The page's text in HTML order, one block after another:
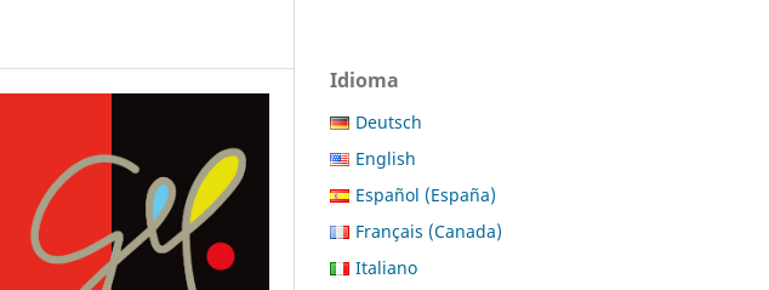
Idioma
Deutsch
English
Español (España)
Français (Canada)
Italiano